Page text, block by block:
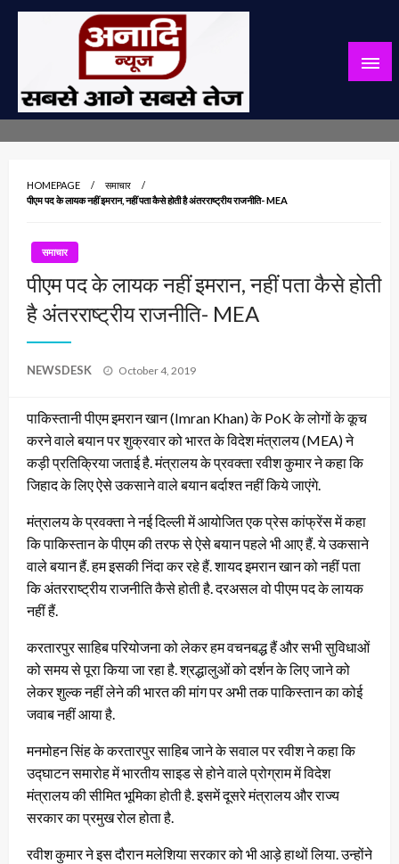
Skip
सबसे आगे सबसे तेज
HOMEPAGE
समाचार
पीएम पद के लायक नहीं इमरान, नहीं पता कैसे होती है अंतरराष्ट्रीय राजनीति- MEA
समाचार
पीएम पद के लायक नहीं इमरान, नहीं पता कैसे होती
है अंतरराष्ट्रीय राजनीति- MEA
NEWSDESK
Posted
October 4, 2019
पाकिस्तानी पीएम इमरान खान (Imran Khan) के PoK के लोगों के कूच
करने वाले बयान पर शुक्रवार को भारत के विदेश मंत्रालय (MEA) ने
कड़ी प्रतिक्रिया जताई है. मंत्रालय के प्रवक्ता रवीश कुमार ने कहा कि
जिहाद के लिए ऐसे उकसाने वाले बयान बर्दाश्त नहीं किये जाएंगे.
मंत्रालय के प्रवक्ता ने नई दिल्ली में आयोजित एक प्रेस कांफ्रेंस में कहा
कि पाकिस्तान के पीएम की तरफ से ऐसे बयान पहले भी आए हैं. ये उकसाने
वाले बयान हैं. हम इसकी निंदा कर रहे हैं. शायद इमरान खान को नहीं पता
कि अंतरराष्ट्रीय राजनीति कैसे होती है. दरअसल वो पीएम पद के लायक
नहीं हैं.
करतारपुर साहिब परियोजना को लेकर हम वचनबद्ध हैं और सभी सुविधाओं
को समय से पूरा किया जा रहा है. श्रद्धालुओं को दर्शन के लिए जाने को
लेकर शुल्क नहीं लेने की भारत की मांग पर अभी तक पाकिस्तान का कोई
जवाब नहीं आया है.
मनमोहन सिंह के करतारपुर साहिब जाने के सवाल पर रवीश ने कहा कि
उद्घाटन समारोह में भारतीय साइड से होने वाले प्रोग्राम में विदेश
मंत्रालय की सीमित भूमिका होती है. इसमें दूसरे मंत्रालय और राज्य
सरकार का प्रमुख रोल होता है.
रवीश कुमार ने इस दौरान मलेशिया सरकार को भी आड़े हाथों लिया. उन्होंने